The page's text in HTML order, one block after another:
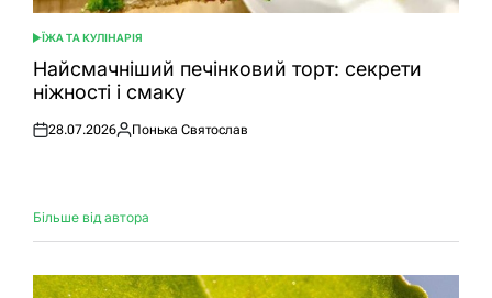
ОПУБЛІКУВАТИ
У
ЇЖА ТА КУЛІНАРІЯ
Найсмачніший печінковий торт: секрети
ніжності і смаку
Оприлюднено
28.07.2026
Опубліковано
Понька Святослав
Більше від автора